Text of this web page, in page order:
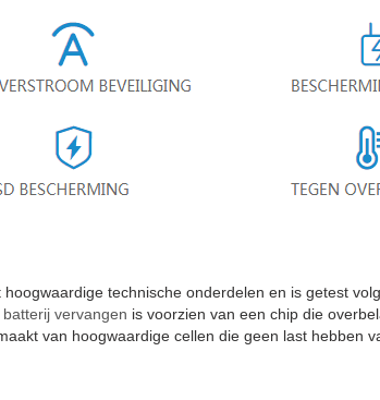
technische onderdelen en is getest
vervangen is voorzien van een chip die
van hoogwaardige cellen die geen last hebben